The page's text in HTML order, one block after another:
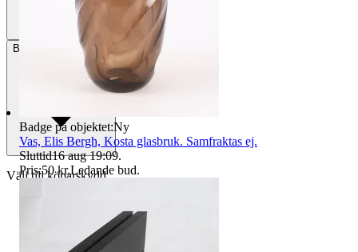
Betalning Via Tradera
Välj till köparskydd
Badge på objektet:Ny
Vas, Elis Bergh, Kosta glasbruk. Samfraktas ej.
Sluttid16 aug 19:09.
Pris:50 kr,Ledande bud.